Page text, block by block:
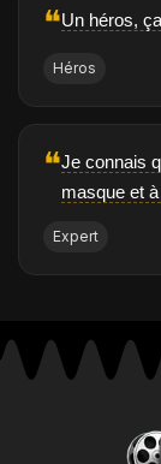
❝Un héros,
Héros
❝Je connais
masque et
Expert